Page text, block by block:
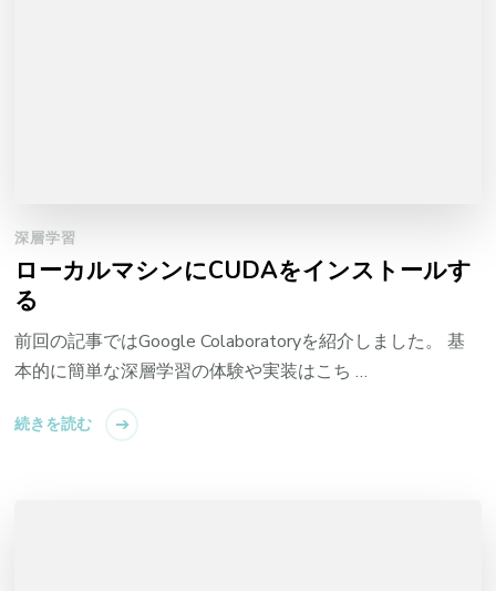
深層学習
ローカルマシンにCUDAをインストールす
る
前回の記事ではGoogle Colaboratoryを紹介しました。 基
本的に簡単な深層学習の体験や実装はこち …
続きを読む